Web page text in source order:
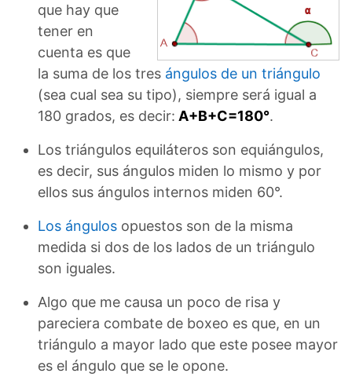
que hay que
tener en
cuenta es que
la suma de los tres ángulos de un triángulo
(sea cual sea su tipo), siempre será igual a
180 grados, es decir: A+B+C=180°.
Los triángulos equiláteros son equiángulos,
es decir, sus ángulos miden lo mismo y por
ellos sus ángulos internos miden 60°.
Los ángulos opuestos son de la misma
medida si dos de los lados de un triángulo
son iguales.
Algo que me causa un poco de risa y
pareciera combate de boxeo es que, en un
triángulo a mayor lado que este posee mayor
es el ángulo que se le opone.